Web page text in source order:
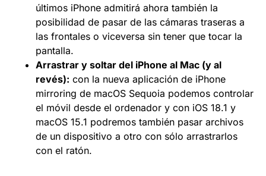
últimos iPhone admitirá ahora también la
posibilidad de pasar de las cámaras traseras a
las frontales o viceversa sin tener que tocar la
pantalla.
Arrastrar y soltar del iPhone al Mac (y al
revés): con la nueva aplicación de iPhone
mirroring de macOS Sequoia podemos controlar
el móvil desde el ordenador y con iOS 18.1 y
macOS 15.1 podremos también pasar archivos
de un dispositivo a otro con sólo arrastrarlos
con el ratón.